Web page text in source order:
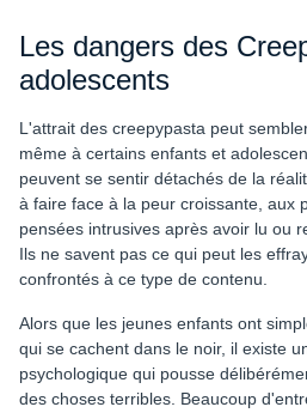
Les dangers des
adolescents
L'attrait des creepypasta peut
même à certains enfants et
peuvent se sentir détachés de la
à faire face à la peur croissante, aux
pensées intrusives après avoir lu ou
Ils ne savent pas ce qui peut les
confrontés à ce type de contenu.
Alors que les jeunes enfants ont
qui se cachent dans le noir, il existe
psychologique qui pousse
des choses terribles. Beaucoup